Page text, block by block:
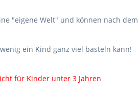
"eigene Welt" und können nach
ein Kind ganz viel basteln kann!
für Kinder unter 3 Jahren